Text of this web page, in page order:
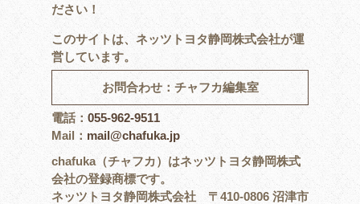
ださい！
このサイトは、ネッツトヨタ静岡株式会社が運
営しています。
お問合わせ：チャフカ編集室
電話： 055-962-9511
Mail： mail@chafuka.jp
chafuka（チャフカ）はネッツトヨタ静岡株式
会社の登録商標です。
ネッツトヨタ静岡株式会社 〒410-0806 沼津市